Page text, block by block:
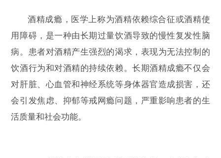
酒精成瘾，医学上称为酒精依赖综合征或酒精使
用障碍，是一种由长期过量饮酒导致的慢性复发性脑
病。患者对酒精产生强烈的渴求，表现为无法控制的
饮酒行为和对酒精的持续依赖。长期酒精成瘾不仅会
对肝脏、心血管和神经系统等身体器官造成损害，还
会引发焦虑、抑郁等戒网瘾问题，严重影响患者的生
活质量和社会功能。